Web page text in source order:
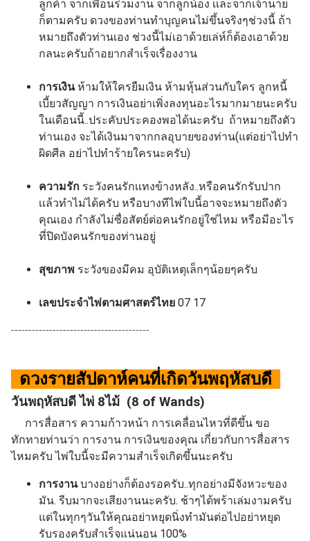
ลูกค้า จากเพื่อนร่วมงาน จากลูกน้อง เเละจากเจ้านาย
ก็ตามครับ ดวงของท่านทำบุญคนไม่ขึ้นจริงๆช่วงนี้ ถ้า
หมายถึงตัวท่านเอง ช่วงนี้ไม่เอาด้วยเล่ห์ก็ต้องเอาด้วย
กลนะครับถ้าอยากสำเร็จเรื่องงาน
การเงินห้ามให้ใครยืมเงิน ห้ามหุ้นส่วนกับใคร ลูกหนี้
เบี้ยวสัญญา การเงินอย่าเพิ่งลงทุนอะไรมากมายนะครับ
ในเดือนนี้..ประคับประคองพอได้นะครับ ถ้าหมายถึงตัว
ท่านเอง จะได้เงินมาจากกลอุบายของท่าน(แต่อย่าไปทำ
ผิดศีล อย่าไปทำร้ายใครนะครับ)
ความรัก ระวังคนรักเเทงข้างหลัง..หรือคนรักรับปาก
เเล้วทำไม่ได้ครับ หรือบางทีไพ่ใบนี้อาจจะหมายถึงตัว
คุณเอง กำลังไม่ซื่อสัตย์ต่อคนรักอยู่ใช่ไหม หรือมีอะไร
ที่ปิดบังคนรักของท่านอยู่
สุขภาพ ระวังของมีคม อุบัติเหตุเล็กๆน้อยๆครับ
เลขประจำไพ่ตามศาสตร์ไทย 07 17
----------------------------------------
ดวงรายสัปดาห์คนที่เกิดวันพฤหัสบดี
วันพฤหัสบดี ไพ่ 8ไม้ (8 of Wands)
การสื่อสาร ความก้าวหน้า การเคลื่อนไหวที่ดีขึ้น ขอ
ทักทายท่านว่า การงาน การเงินของคุณ เกี่ยวกับการสื่อสาร
ไหมครับ ไพ่ใบนี้จะมีความสำเร็จเกิดขึ้นนะครับ
การงานบางอย่างก็ต้องรอครับ..ทุกอย่างมีจังหวะของ
มัน. รีบมากจะเสียงานนะครับ. ช้าๆได้พร้าเล่มงามครับ
แต่ในทุกๆวันให้คุณอย่าหยุดนิ่งทำมันต่อไปอย่าหยุด
รับรองครับสำเร็จแน่นอน 100%